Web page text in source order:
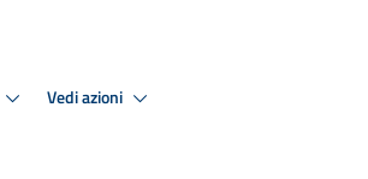
Vedi azioni